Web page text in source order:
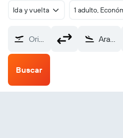
Ida y vuelta 1 adulto,
Origen Arauca Santiago Perez Quiroz (AUC)
Buscar